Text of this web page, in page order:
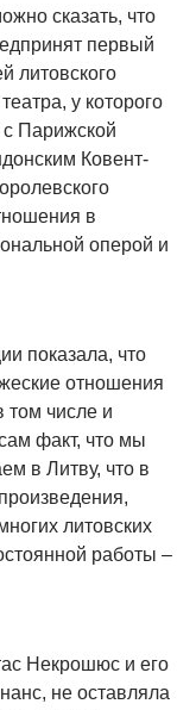
сказать, что
первый
литовского
у которого
с Парижской
Ковент-
в
оперой и
показала, что
отношения
том числе и
факт, что мы
в Литву, что в
литовских
работы –
Некрошюс и его
не оставляла